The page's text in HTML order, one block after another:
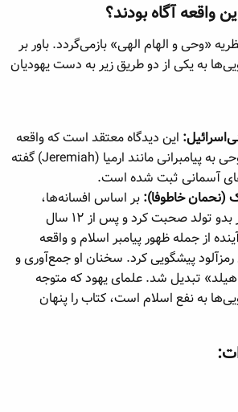
واقعه آگاه بودند؟​
«وحی و الهام الهی» بازمی‌گردد. باور بر
به یکی از دو طریق زیر به دست یهودیان
این دیدگاه معتقد است که واقعه
عاشورا از طریق وحی به پیامبرانی مانند ارمیا (Jeremiah) گفته
آسمانی ثبت شده است.
(نحمان خاطوفا): بر اساس افسانه‌ها،
نحمان خاطوفا در بدو تولد صحبت کرد و پس از ۱۲ سال
از جمله ظهور پیامبر اسلام و واقعه
رمزآلود پیشگویی کرد. سخنان او جمع‌آوری و
تبدیل شد. علمای یهود که متوجه
به نفع اسلام است، کتاب را پنهان